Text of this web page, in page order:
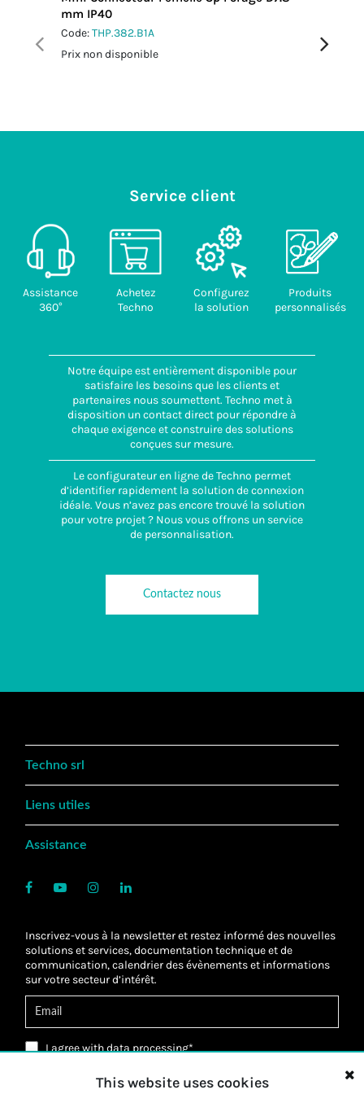
mm IP40
Code:THP.382.B1A
Prix non disponible
Prix non
Service client
Assistance
360°
Achetez
Techno
Configurez
la solution
Produits
personnalisés
Notre équipe est entièrement disponible pour
satisfaire les besoins que les clients et
partenaires nous soumettent. Techno met à
disposition un contact direct pour répondre à
chaque exigence et construire des solutions
conçues sur mesure.
Le configurateur en ligne de Techno permet
d’identifier rapidement la solution de connexion
idéale. Vous n’avez pas encore trouvé la solution
pour votre projet ? Nous vous offrons un service
de personnalisation.
Contactez nous
Techno srl
Liens utiles
Assistance
Inscrivez-vous à la newsletter et restez informé des nouvelles
solutions et services, documentation technique et de
communication, calendrier des évènements et informations
sur votre secteur d’intérêt.
I agree withdata processing*
traitement de mes données personnelles*
This website uses cookies